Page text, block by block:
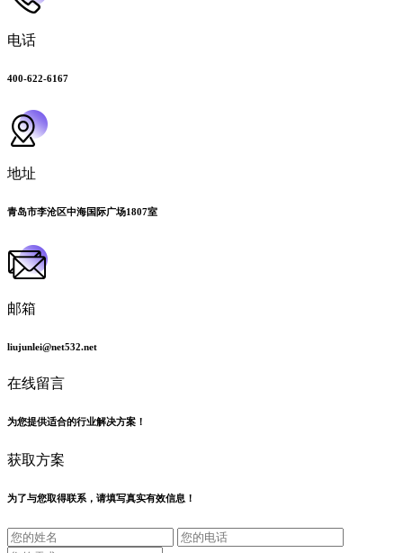
电话
400-622-6167
地址
青岛市李沧区中海国际广场1807室
邮箱
liujunlei@net532.net
在线留言
为您提供适合的行业解决方案！
获取方案
为了与您取得联系，请填写真实有效信息！